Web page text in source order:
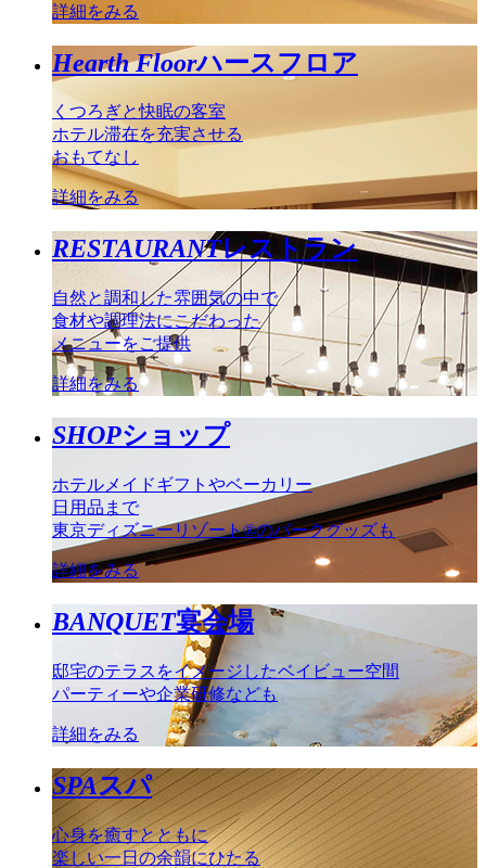
詳細をみる
Hearth Floorハースフロア
くつろぎと快眠の客室
ホテル滞在を充実させる
おもてなし
詳細をみる
RESTAURANTレストラン
自然と調和した雰囲気の中で
食材や調理法にこだわった
メニューをご提供
詳細をみる
SHOPショップ
ホテルメイドギフトやベーカリー
日用品まで
東京ディズニーリゾート®のパークグッズも
詳細をみる
BANQUET宴会場
邸宅のテラスをイメージしたベイビュー空間
パーティーや企業研修なども
詳細をみる
SPAスパ
心身を癒すとともに
楽しい一日の余韻にひたる